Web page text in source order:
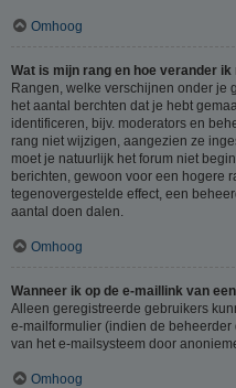
Omhoog
Wat is mijn rang en hoe verander ik
Rangen, welke verschijnen onder je
het aantal berchten dat je hebt
identificeren, bijv. moderators en
rang niet wijzigen, aangezien ze
moet je natuurlijk het forum niet
berichten, gewoon voor een hogere
tegenovergestelde effect, een
aantal doen dalen.
Omhoog
Wanneer ik op de e-maillink van
Alleen geregistreerde gebruikers
e-mailformulier (indien de
van het e-mailsysteem door
Omhoog